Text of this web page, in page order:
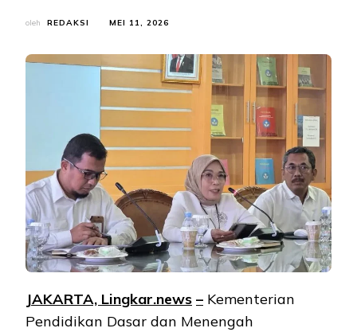
oleh REDAKSI MEI 11, 2026
JAKARTA, Lingkar.news – Kementerian
Pendidikan Dasar dan Menengah